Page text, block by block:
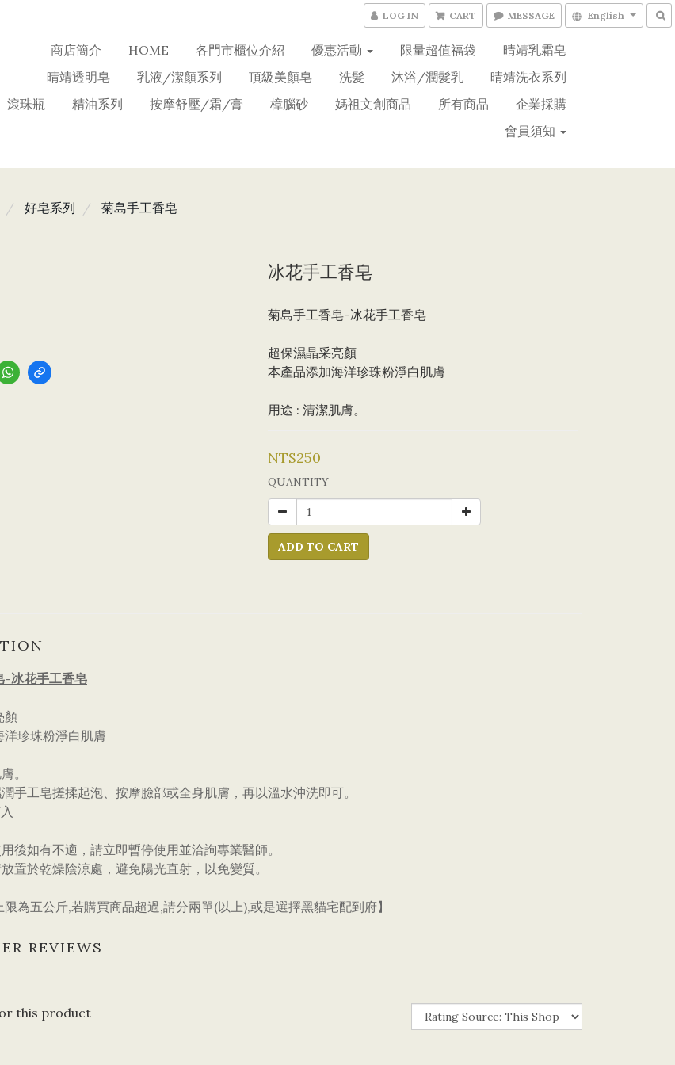
LOG IN CART MESSAGE English
商店簡介 HOME 各門市櫃位介紹 優惠活動 限量超值福袋
晴靖乳霜皂
晴靖透明皂
乳液/潔顏系列 頂級美顏皂 洗髮 沐浴/潤髮乳
晴靖洗衣系列
滾珠瓶
精油系列 按摩舒壓/霜/膏 樟腦砂 媽祖文創商品 所有商品
企業採購
會員須知
好皂系列 菊島手工香皂
冰花手工香皂
菊島手工香皂-冰花手工香皂
超保濕晶采亮顏
本產品添加海洋珍珠粉淨白肌膚
用途 : 清潔肌膚。
NT$250
QUANTITY
ADD TO CART
-冰花手工香皂
顏
洋珍珠粉淨白肌膚
。
手工皂搓揉起泡、按摩臉部或全身肌膚，再以溫水沖洗即可。
後如有不適，請立即暫停使用並洽詢專業醫師。
置於乾燥陰涼處，避免陽光直射，以免變質。
限為五公斤,若購買商品超過,請分兩單(以上),或是選擇黑貓宅配到府】
REVIEWS
this product